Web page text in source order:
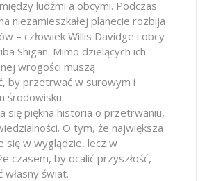
ludźmi a obcymi. Podczas
niezamieszkałej planecie rozbija
– człowiek Willis Davidge i obcy
Shigan. Mimo dzielących ich
wrogości muszą
by przetrwać w surowym i
środowisku.
się piękna historia o przetrwaniu,
O tym, że największa
się w wyglądzie, lecz w
czasem, by ocalić przyszłość,
świat.